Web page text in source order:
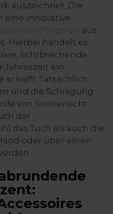
auszeichnet. Die
eine innovative
Pergolen
aus
Hierbei handelt es
lichtbrechende
Jahreszeit ein
schafft. Tatsächlich
und die Schrägung
von Sonnenlicht
der
das Tuch als auch die
oder über einen